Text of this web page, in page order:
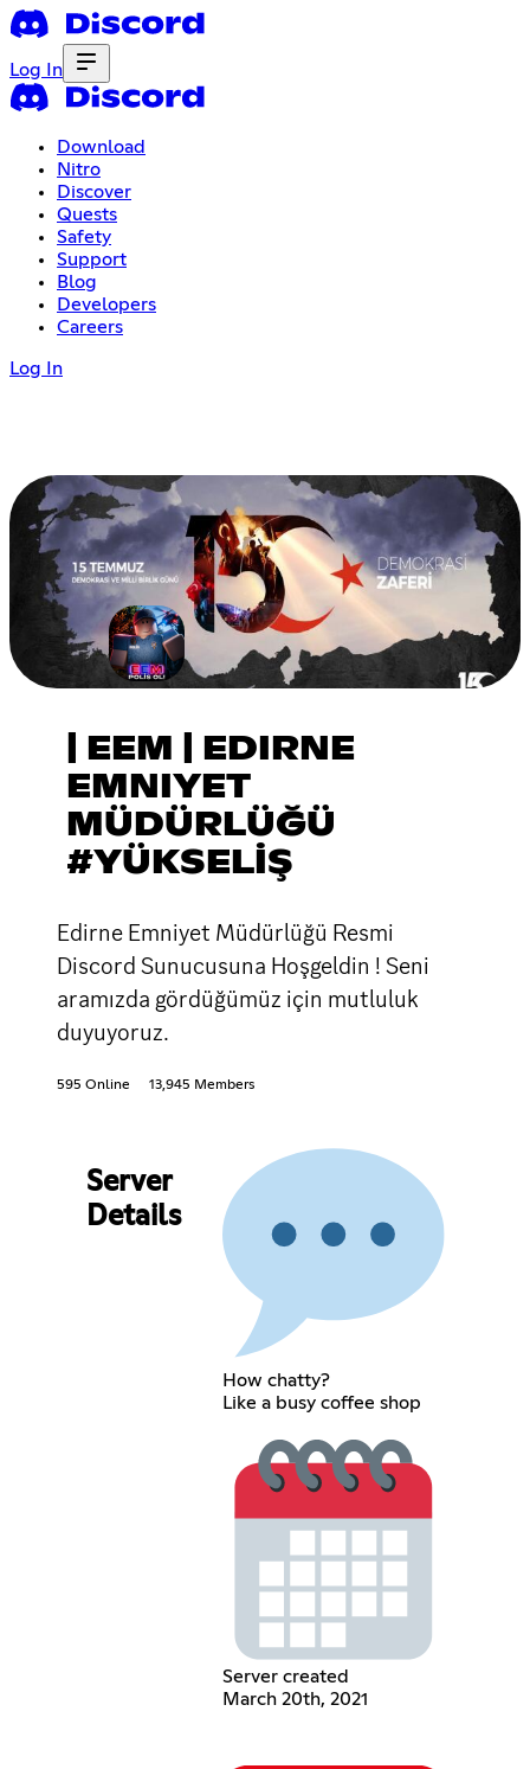
Log In
Download
Nitro
Discover
Quests
Safety
Support
Blog
Developers
Careers
Log In
| EEM | EDIRNE
EMNIYET
MÜDÜRLÜĞÜ
#YÜKSELİŞ
Edirne Emniyet Müdürlüğü Resmi
Discord Sunucusuna Hoşgeldin ! Seni
aramızda gördüğümüz için mutluluk
duyuyoruz.
595 Online 13,945 Members
Server
Details
How chatty?
Like a busy coffee shop
Server created
March 20th, 2021